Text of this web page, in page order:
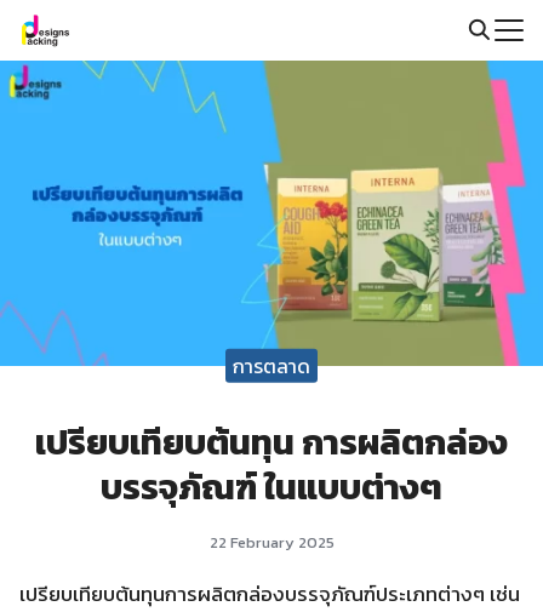
Skip
content
Search
for:
การตลาด
เปรียบเทียบต้นทุน การผลิตกล่อง
บรรจุภัณฑ์ ในแบบต่างๆ
22 February 2025
เปรียบเทียบต้นทุนการผลิตกล่องบรรจุภัณฑ์ประเภทต่างๆ เช่น